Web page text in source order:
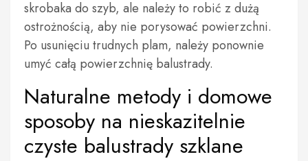
skrobaka do szyb, ale należy to robić z dużą
ostrożnością, aby nie porysować powierzchni.
Po usunięciu trudnych plam, należy ponownie
umyć całą powierzchnię balustrady.
Naturalne metody i domowe
sposoby na nieskazitelnie
czyste balustrady szklane